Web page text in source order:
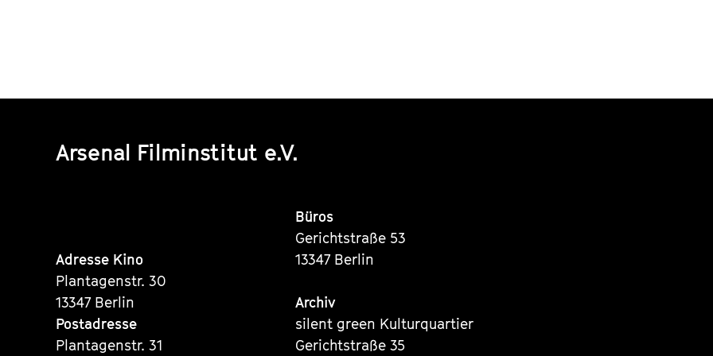
Arsenal Filminstitut e.V.
Adresse Kino
Plantagenstr. 30
13347 Berlin
Postadresse
Plantagenstr. 31
Büros
Gerichtstraße 53
13347 Berlin
Archiv
silent green Kulturquartier
Gerichtstraße 35